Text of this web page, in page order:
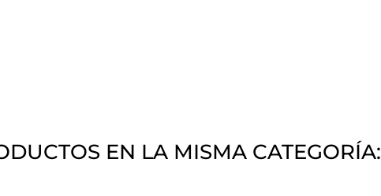
EN LA MISMA CATEGORÍA: